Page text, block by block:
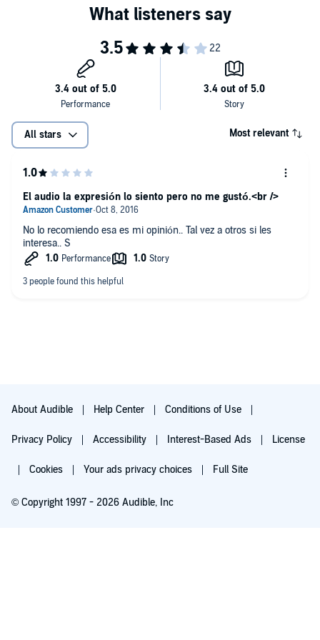
con gente que habla inglés.
Entonces, no desperdicie más su tiempo y su energía! Haga foco en
las palabras más importantes que debe aprender para dominar el
¡Descargue hoy su copia y comience a enfocar su energía ya
mismo!
©2016 UNITEXTO LLC (P)2016 UNITEXTO LLC
All stars Most relevant
No lo recomiendo esa es mi opinión.. Tal vez a otros si les
interesa.. S
El audio la expresión lo siento pero no me gustó.<br />
About Audible Help Center Conditions of Use
Privacy Policy Accessibility Interest-Based Ads License
Cookies Your ads privacy choices Full Site
© Copyright 1997 - 2026 Audible, Inc